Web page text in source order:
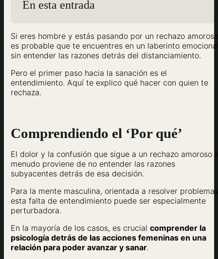
En esta entrada
Si eres hombre y estás pasando por un rechazo
es probable que te encuentres en un laberinto
sin entender las razones detrás del distanciamiento.
Pero el primer paso hacia la sanación es el
entendimiento. Aquí te explico qué hacer con quien te
rechaza.
Comprendiendo el ‘Por qué’
El dolor y la confusión que sigue a un rechazo amoroso
menudo proviene de no entender las razones
subyacentes detrás de esa decisión.
Para la mente masculina, orientada a resolver
esta falta de entendimiento puede ser especialmente
perturbadora.
En la mayoría de los casos, es crucial comprender la
psicología detrás de las acciones femeninas en una
relación para poder avanzar y sanar.